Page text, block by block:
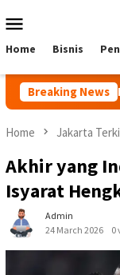
to
Menu
Home Bisnis
Breaking News
140
Home Jakarta
Akhir yang
Isyarat
Admin
24 March 2026
0